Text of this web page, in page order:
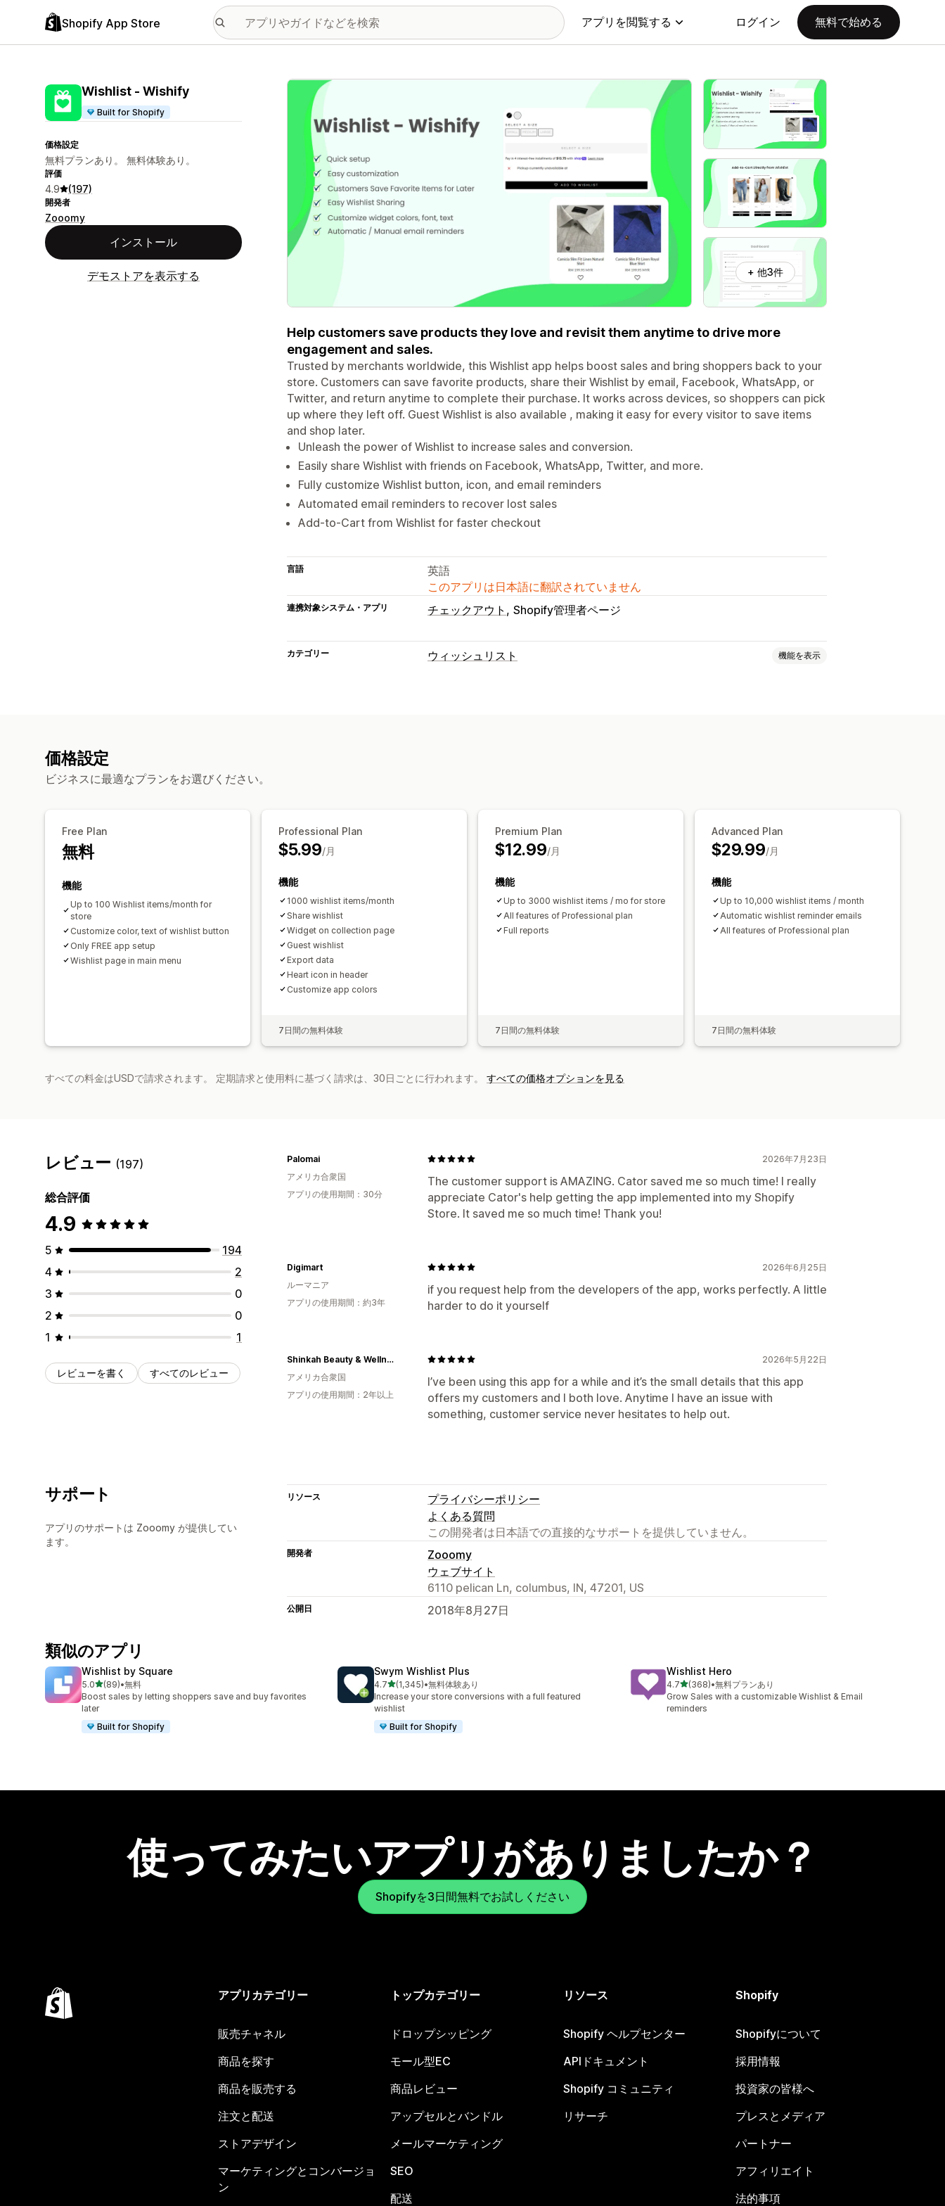
Shopify App Store アプリを閲覧する ログイン 無料で始める
Wishlist ‑ Wishify
Built for Shopify
価格設定
無料プランあり。 無料体験あり。
評価
4.9 (197)
開発者
Zooomy
インストール
デモストアを表示する
特集の画像ギャラリー
+ 他3件
Help customers save products they love and revisit them anytime to drive more
engagement and sales.
Trusted by merchants worldwide, this Wishlist app helps boost sales and bring shoppers back to your
store. Customers can save favorite products, share their Wishlist by email, Facebook, WhatsApp, or
Twitter, and return anytime to complete their purchase. It works across devices, so shoppers can pick
up where they left off. Guest Wishlist is also available , making it easy for every visitor to save items
and shop later.
Unleash the power of Wishlist to increase sales and conversion.
Easily share Wishlist with friends on Facebook, WhatsApp, Twitter, and more.
Fully customize Wishlist button, icon, and email reminders
Automated email reminders to recover lost sales
Add-to-Cart from Wishlist for faster checkout
言語
英語
このアプリは日本語に翻訳されていません
連携対象システム・アプリ チェックアウト Shopify管理者ページ
カテゴリー ウィッシュリスト 機能を表示
カスタムレイアウト
複数言語
価格設定
ビジネスに最適なプランをお選びください。
Free Plan
無料
機能
Up to 100 Wishlist items/month for
store
Customize color, text of wishlist button
Only FREE app setup
Wishlist page in main menu
Professional Plan
$5.99/月
機能
1000 wishlist items/month
Share wishlist
Widget on collection page
Guest wishlist
Export data
Heart icon in header
Customize app colors
7日間の無料体験
Premium Plan
$12.99/月
機能
Up to 3000 wishlist items / mo for store
All features of Professional plan
Full reports
7日間の無料体験
Advanced Plan
$29.99/月
機能
Up to 10,000 wishlist items / month
Automatic wishlist reminder emails
All features of Professional plan
7日間の無料体験
すべての料金はUSDで請求されます。 定期請求と使用料に基づく請求は、30日ごとに行われます。 すべての価格オプションを見る
レビュー (197)
総合評価
4.9
5
194
4
2
3
0
2
0
1
1
レビューを書く すべてのレビュー
2026年7月23日
The customer support is AMAZING. Cator saved me so much time! I really
appreciate Cator's help getting the app implemented into my Shopify
Store. It saved me so much time! Thank you!
Palomai
アメリカ合衆国
アプリの使用期間：30分
2026年6月25日
if you request help from the developers of the app, works perfectly. A little
harder to do it yourself
Digimart
ルーマニア
アプリの使用期間：約3年
2026年5月22日
I’ve been using this app for a while and it’s the small details that this app
offers my customers and I both love. Anytime I have an issue with
something, customer service never hesitates to help out.
Shinkah Beauty & Wellness
アメリカ合衆国
アプリの使用期間：2年以上
サポート
アプリのサポートは Zooomy が提供してい
ます。
リソース
プライバシーポリシー
よくある質問
この開発者は日本語での直接的なサポートを提供していません。
開発者
Zooomy
ウェブサイト
6110 pelican Ln, columbus, IN, 47201, US
公開日 2018年8月27日
類似のアプリ
Wishlist by Square
5.05つ星中
(89)
合計レビュー数：89件
•無料
Boost sales by letting shoppers save and buy favorites
later
Built for Shopify
Swym Wishlist Plus
4.75つ星中
(1,345)
合計レビュー数：1345件
•無料体験あり
Increase your store conversions with a full featured
wishlist
Built for Shopify
Wishlist Hero
4.75つ星中
(368)
合計レビュー数：368件
•無料プランあり
Grow Sales with a customizable Wishlist & Email
reminders
使ってみたいアプリがありましたか？
Shopifyを3日間無料でお試しください
アプリカテゴリー
販売チャネル
商品を探す
商品を販売する
注文と配送
ストアデザイン
マーケティングとコンバージョ
ン
トップカテゴリー
ドロップシッピング
モール型EC
商品レビュー
アップセルとバンドル
メールマーケティング
SEO
配送
リソース
Shopify ヘルプセンター
APIドキュメント
Shopify コミュニティ
リサーチ
Shopify
Shopifyについて
採用情報
投資家の皆様へ
プレスとメディア
パートナー
アフィリエイト
法的事項